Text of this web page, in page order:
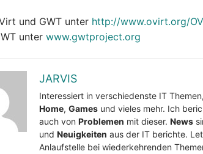
und GWT unter http://www.ovirt.org/
unter www.gwtproject.org
JARVIS
Interessiert in verschiedenste IT
Home, Games und vieles mehr. Ich
auch von Problemen mit dieser. News
und Neuigkeiten aus der IT berichte.
Anlaufstelle bei wiederkehrenden